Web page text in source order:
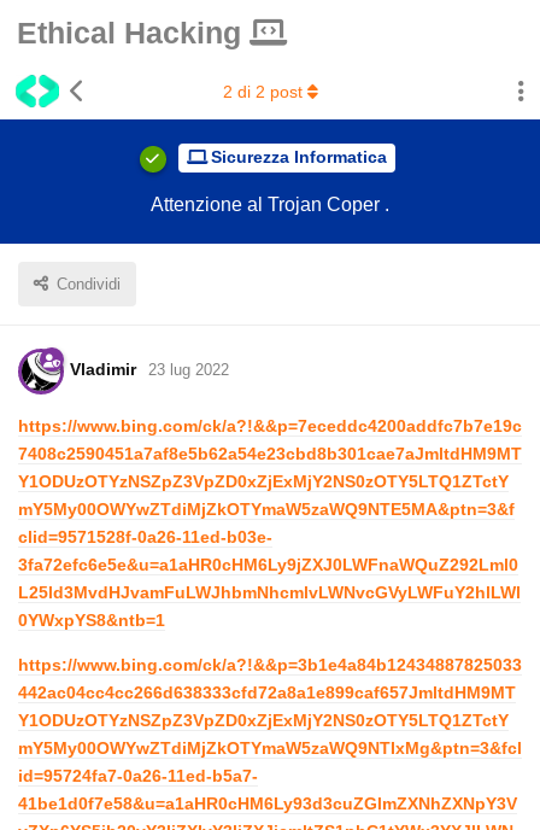
Ethical Hacking
Sicurezza Informatica
Attenzione al Trojan Coper .
Condividi
2 di 2 post
Vladimir 23 lug 2022
https://www.bing.com/ck/a?!&&p=7eceddc4200addfc7b7e19c
7408c2590451a7af8e5b62a54e23cbd8b301cae7aJmltdHM9MT
Y1ODUzOTYzNSZpZ3VpZD0xZjExMjY2NS0zOTY5LTQ1ZTctY
mY5My00OWYwZTdiMjZkOTYmaW5zaWQ9NTE5MA&ptn=3&f
clid=9571528f-0a26-11ed-b03e-
3fa72efc6e5e&u=a1aHR0cHM6Ly9jZXJ0LWFnaWQuZ292Lml0
L25ld3MvdHJvamFuLWJhbmNhcmlvLWNvcGVyLWFuY2hlLWl
0YWxpYS8&ntb=1
https://www.bing.com/ck/a?!&&p=3b1e4a84b12434887825033
442ac04cc4cc266d638333cfd72a8a1e899caf657JmltdHM9MT
Y1ODUzOTYzNSZpZ3VpZD0xZjExMjY2NS0zOTY5LTQ1ZTctY
mY5My00OWYwZTdiMjZkOTYmaW5zaWQ9NTIxMg&ptn=3&fcl
id=95724fa7-0a26-11ed-b5a7-
41be1d0f7e58&u=a1aHR0cHM6Ly93d3cuZGlmZXNhZXNpY3V